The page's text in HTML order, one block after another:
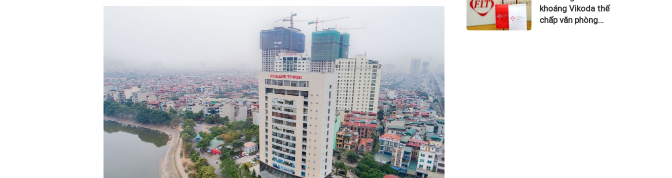
khoáng Vikoda thế
chấp văn phòng